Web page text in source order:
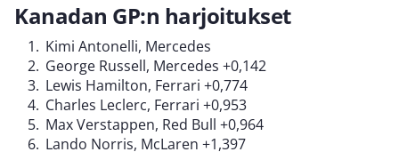
Kanadan GP:n harjoitukset
Kimi Antonelli, Mercedes
George Russell, Mercedes +0,142
Lewis Hamilton, Ferrari +0,774
Charles Leclerc, Ferrari +0,953
Max Verstappen, Red Bull +0,964
Lando Norris, McLaren +1,397